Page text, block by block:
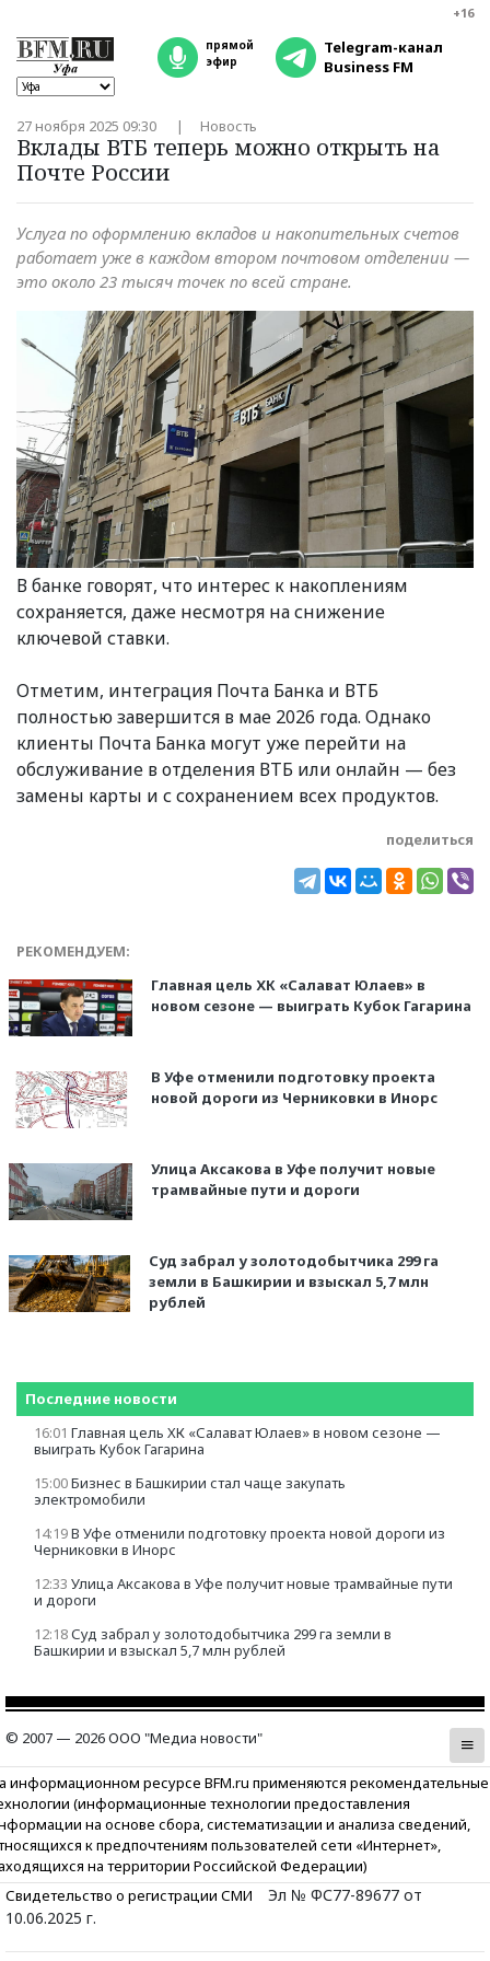
+16
прямой
эфир
Telegram-канал
Business FM
27 ноября 2025 09:30 Новость
Вклады ВТБ теперь можно открыть на
Почте России
Услуга по оформлению вкладов и накопительных счетов
работает уже в каждом втором почтовом отделении —
это около 23 тысяч точек по всей стране.
В банке говорят, что интерес к накоплениям
сохраняется, даже несмотря на снижение
ключевой ставки.
Отметим, интеграция Почта Банка и ВТБ
полностью завершится в мае 2026 года. Однако
клиенты Почта Банка могут уже перейти на
обслуживание в отделения ВТБ или онлайн — без
замены карты и с сохранением всех продуктов.
поделиться
РЕКОМЕНДУЕМ:
Главная цель ХК «Салават Юлаев» в
новом сезоне — выиграть Кубок Гагарина
В Уфе отменили подготовку проекта
новой дороги из Черниковки в Инорс
Улица Аксакова в Уфе получит новые
трамвайные пути и дороги
Суд забрал у золотодобытчика 299 га
земли в Башкирии и взыскал 5,7 млн
рублей
Последние новости
16:01 Главная цель ХК «Салават Юлаев» в новом сезоне —
выиграть Кубок Гагарина
15:00Бизнес в Башкирии стал чаще закупать
электромобили
14:19В Уфе отменили подготовку проекта новой дороги из
Черниковки в Инорс
12:33 Улица Аксакова в Уфе получит новые трамвайные пути
и дороги
12:18Суд забрал у золотодобытчика 299 га земли в
Башкирии и взыскал 5,7 млн рублей
© 2007 — 2026 ООО "Медиа новости"
информационном ресурсе BFM.ru применяются рекомендательные
(информационные технологии предоставления
на основе сбора, систематизации и анализа сведений,
к предпочтениям пользователей сети «Интернет»,
на территории Российской Федерации)
Свидетельство о регистрации СМИ
Эл № ФС77-89677 от
10.06.2025 г.